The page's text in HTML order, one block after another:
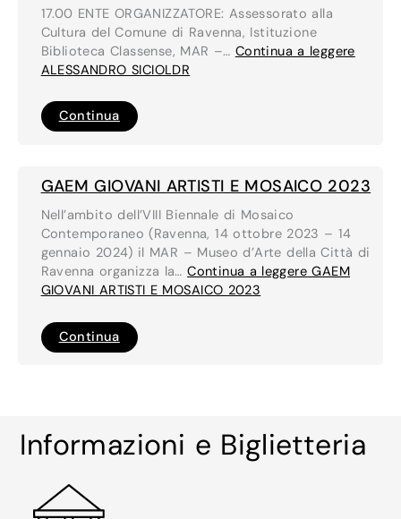
17.00 ENTE ORGANIZZATORE: Assessorato alla
Cultura del Comune di Ravenna, Istituzione
Biblioteca Classense, MAR –… Continua a leggere
ALESSANDRO SICIOLDR
ALESSANDRO
SICIOLDR
Continua
GAEM GIOVANI ARTISTI E MOSAICO 2023
Nell’ambito dell’VIII Biennale di Mosaico
Contemporaneo (Ravenna, 14 ottobre 2023 – 14
gennaio 2024) il MAR – Museo d’Arte della Città di
Ravenna organizza la…Continua a leggere GAEM
GIOVANI ARTISTI E MOSAICO 2023
GAEM
GIOVANI
Continua
Informazioni e Biglietteria